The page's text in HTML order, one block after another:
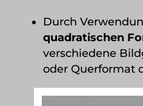
Durch
quadratischen
verschiedene
oder Querformat